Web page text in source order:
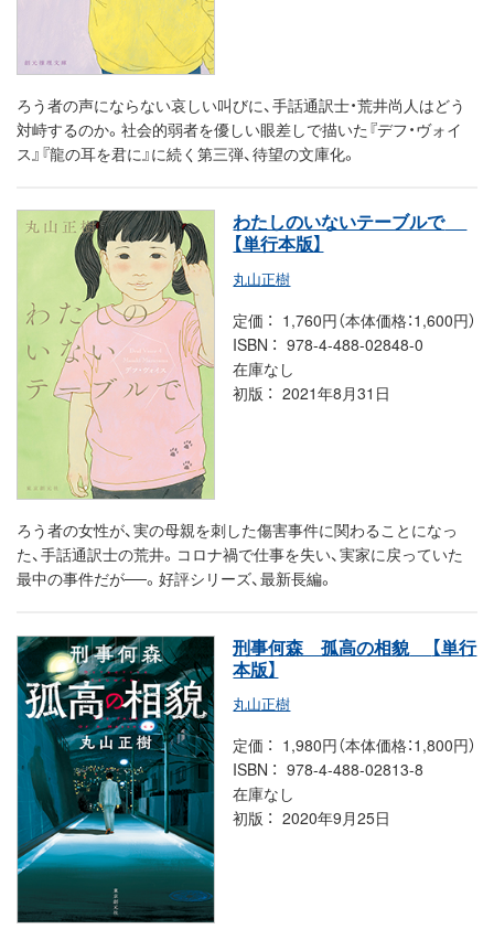
ろう者の声にならない哀しい叫びに、手話通訳士・荒井尚人はどう
対峙するのか。社会的弱者を優しい眼差しで描いた『デフ・ヴォイ
ス』『龍の耳を君に』に続く第三弾、待望の文庫化。
わたしのいないテーブルで
【単行本版】
丸山正樹
定価
1,760円（本体価格：1,600円）
ISBN
978-4-488-02848-0
在庫なし
初版
2021年8月31日
ろう者の女性が、実の母親を刺した傷害事件に関わることになっ
た、手話通訳士の荒井。コロナ禍で仕事を失い、実家に戻っていた
最中の事件だが──。好評シリーズ、最新長編。
刑事何森 孤高の相貌
【単行
本版】
丸山正樹
定価
1,980円（本体価格：1,800円）
ISBN
978-4-488-02813-8
在庫なし
初版
2020年9月25日